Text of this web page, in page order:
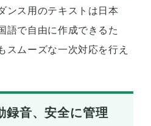
ンス用のテキストは日本
語で自由に作成できるた
スムーズな一次対応を行え
録音、安全に管理